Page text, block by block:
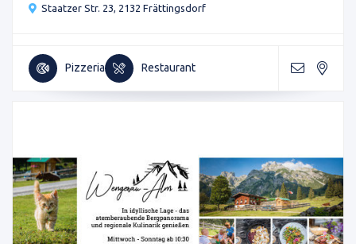
Staatzer Str. 23, 2132 Frättingsdorf
Pizzeria Restaurant